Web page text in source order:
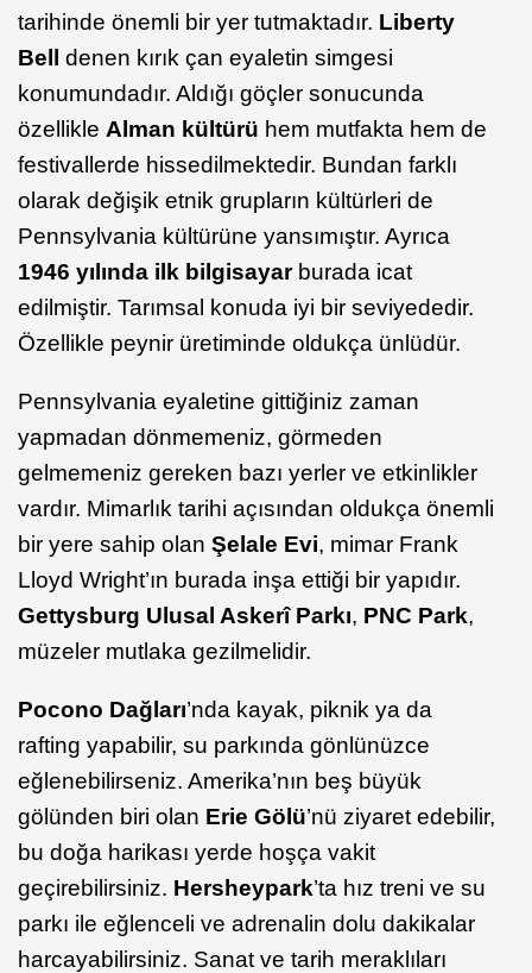
tarihinde önemli bir yer tutmaktadır. Liberty
Bell
denen kırık çan eyaletin simgesi
konumundadır. Aldığı göçler sonucunda
özellikle Alman kültürü hem mutfakta hem de
festivallerde hissedilmektedir. Bundan farklı
olarak değişik etnik grupların kültürleri de
Pennsylvania kültürüne yansımıştır. Ayrıca
1946 yılında ilk bilgisayarburada icat
edilmiştir. Tarımsal konuda iyi bir seviyededir.
Özellikle peynir üretiminde oldukça ünlüdür.
Pennsylvania eyaletine gittiğiniz zaman
yapmadan dönmemeniz, görmeden
gelmemeniz gereken bazı yerler ve etkinlikler
vardır. Mimarlık tarihi açısından oldukça önemli
bir yere sahip olan Şelale Evi, mimar Frank
Lloyd Wright’ın burada inşa ettiği bir yapıdır.
Gettysburg Ulusal Askerî Parkı, PNC Park,
müzeler mutlaka gezilmelidir.
Pocono Dağları’nda kayak, piknik ya da
rafting yapabilir, su parkında gönlünüzce
eğlenebilirseniz. Amerika’nın beş büyük
gölünden biri olan Erie Gölü’nü ziyaret edebilir,
bu doğa harikası yerde hoşça vakit
geçirebilirsiniz. Hersheypark’ta hız treni ve su
parkı ile eğlenceli ve adrenalin dolu dakikalar
harcayabilirsiniz. Sanat ve tarih meraklıları